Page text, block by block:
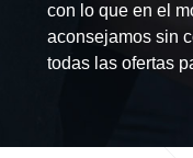
con lo que en el
aconsejamos sin
todas las ofertas